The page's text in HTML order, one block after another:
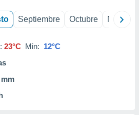
Septiembre Octubre
23°C Min: 12°C
mm